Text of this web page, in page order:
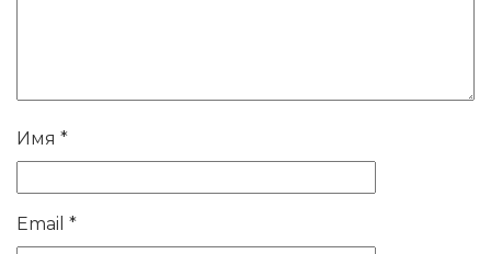
Имя *
Email *